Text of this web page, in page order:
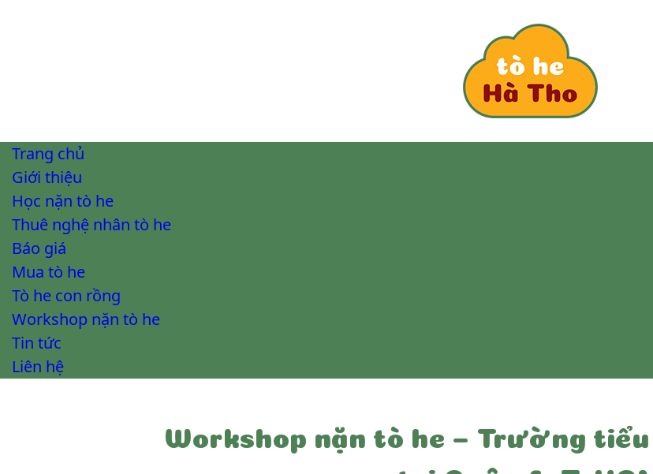
Trang chủ
Giới thiệu
Học nặn tò he
Thuê nghệ nhân tò he
Báo giá
Mua tò he
Tò he con rồng
Workshop nặn tò he
Tin tức
Liên hệ
Workshop nặn tò he – Trường tiểu